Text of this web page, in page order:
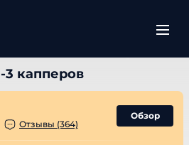
Отзывы (364)
Обзор